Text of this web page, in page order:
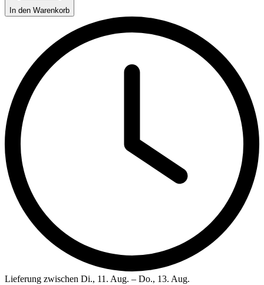
In den Warenkorb
Lieferung zwischen Di., 11. Aug. – Do., 13. Aug.